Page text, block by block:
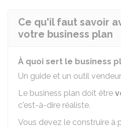
Ce qu'il faut savoir
votre business plan
À quoi sert le business
Un guide et un outil vendeur
Le business plan doit être
c'est-à-dire réaliste.
Vous devez le construire à